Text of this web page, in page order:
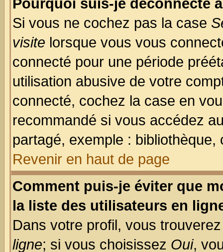
Pourquoi suis-je déconnecté
Si vous ne cochez pas la case
visite lorsque vous vous
connecté pour une période
utilisation abusive de votre
connecté, cochez la case en
recommandé si vous accédez
partagé, exemple :
Revenir en haut de page
Comment puis-je éviter que
la liste des utilisateurs en
Dans votre profil, vous
ligne; si vous choisissez Oui,